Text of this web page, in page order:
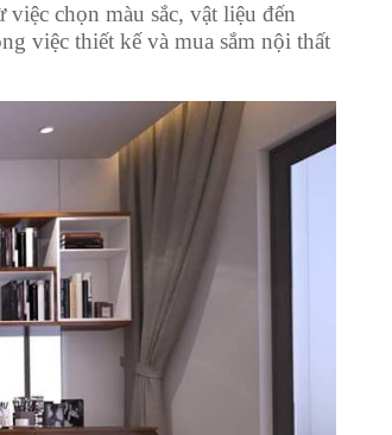
chọn màu sắc, vật liệu đến
việc thiết kế và mua sắm nội thất